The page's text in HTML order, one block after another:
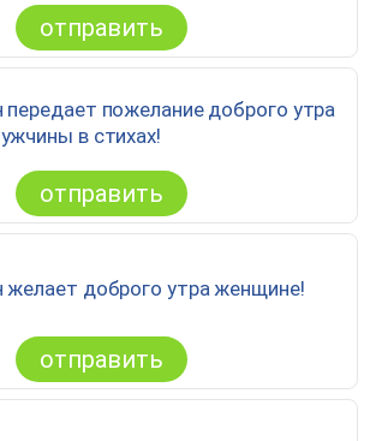
отправить
передает пожелание доброго утра
в стихах!
отправить
желает доброго утра женщине!
отправить